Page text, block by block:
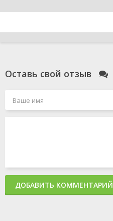
Оставь свой отзыв
ДОБАВИТЬ КОММЕНТАРИЙ